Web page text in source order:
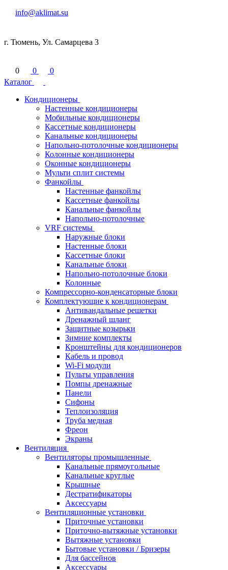
info@aklimat.su
г. Тюмень, Ул. Самарцева 3
0 0
0
Каталог
Кондиционеры
Настенные кондиционеры
Мобильные кондиционеры
Кассетные кондиционеры
Канальные кондиционеры
Напольно-потолочные кондиционеры
Колонные кондиционеры
Оконные кондиционеры
Мульти сплит системы
Фанкойлы
Настенные фанкойлы
Кассетные фанкойлы
Канальные фанкойлы
Напольно-потолочные
VRF системы
Наружные блоки
Настенные блоки
Кассетные блоки
Канальные блоки
Напольно-потолочные блоки
Колонные
Компрессорно-конденсаторные блоки
Комплектующие к кондиционерам
Антивандальные решетки
Дренажный шланг
Защитные козырьки
Зимние комплекты
Кронштейны для кондиционеров
Кабель и провод
Wi-Fi модули
Пульты управления
Помпы дренажные
Панели
Сифоны
Теплоизоляция
Труба медная
Фреон
Экраны
Вентиляция
Вентиляторы промышленные
Канальные прямоугольные
Канальные круглые
Крышные
Дестратификаторы
Аксессуары
Вентиляционные установки
Приточные установки
Приточно-вытяжные установки
Вытяжные установки
Бытовые установки / Бризеры
Для бассейнов
Аксессуары